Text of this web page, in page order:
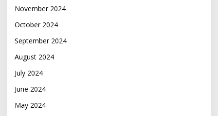
November 2024
October 2024
September 2024
August 2024
July 2024
June 2024
May 2024